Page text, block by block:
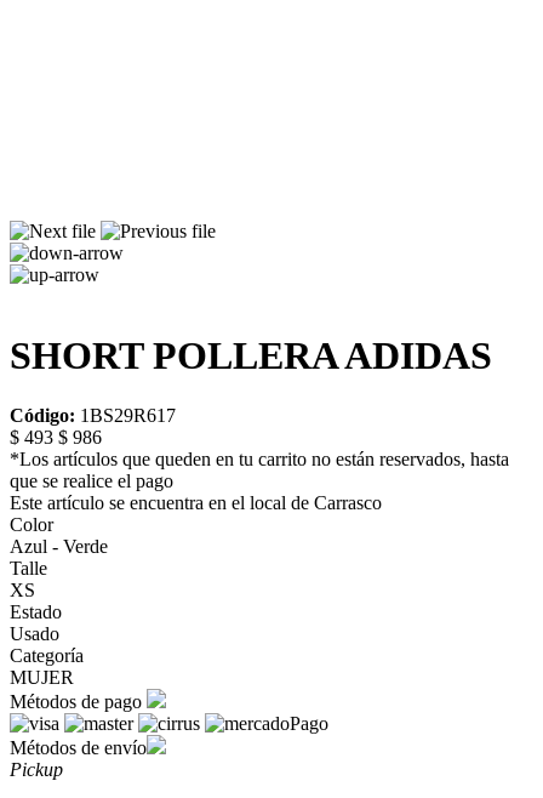
SHORT POLLERA ADIDAS
Código: 1BS29R617
$ 493 $ 986
*Los artículos que queden en tu carrito no están reservados, hasta
que se realice el pago
Este artículo se encuentra en el local de Carrasco
Color
Azul - Verde
Talle
XS
Estado
Usado
Categoría
MUJER
Métodos de pago
Métodos de envío
Pickup